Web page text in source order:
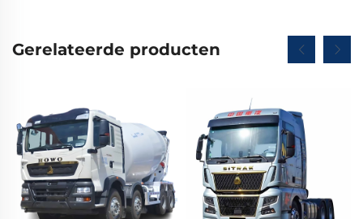
Gerelateerde producten